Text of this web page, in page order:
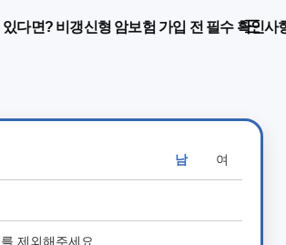
있다면? 비갱신형 암보험 가입 전 필수 확인사
남 여